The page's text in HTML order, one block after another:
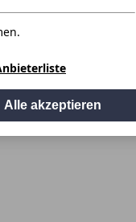
Alle akzeptieren